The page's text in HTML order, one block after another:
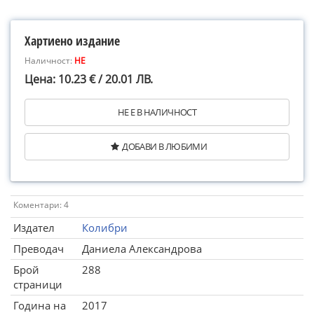
Хартиено издание
Наличност: НЕ
Цена: 10.23 € / 20.01 ЛВ.
НЕ Е В НАЛИЧНОСТ
ДОБАВИ В ЛЮБИМИ
Коментари: 4
Издател
Колибри
Преводач
Даниела Александрова
Брой
страници
288
Година на
2017